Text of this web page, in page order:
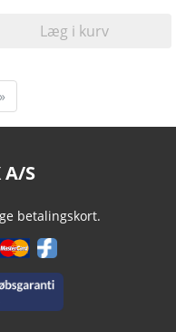
Læg i kurv
»
A/S
betalingskort.